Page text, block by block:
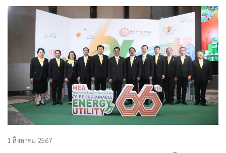
1 สิงหาคม 2567